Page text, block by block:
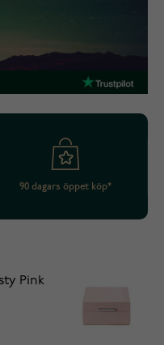
90 dagars öppet köp*
Pink